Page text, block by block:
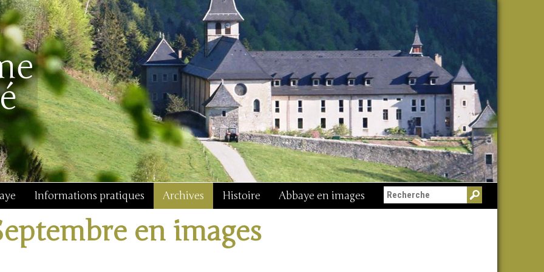
Informations pratiques Archives Histoire Abbaye en images
en images